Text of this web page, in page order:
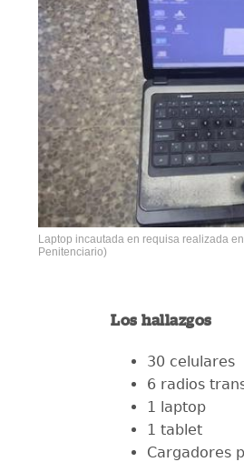
Laptop incautada en requisa realizada
Penitenciario)
Los hallazgos
30 celulares
6 radios
1 laptop
1 tablet
Cargadores